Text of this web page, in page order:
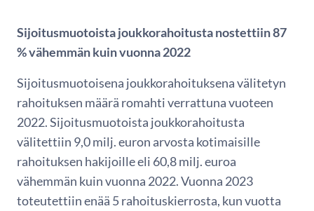
Sijoitusmuotoista joukkorahoitusta nostettiin 87
% vähemmän kuin vuonna 2022
Sijoitusmuotoisena joukkorahoituksena välitetyn
rahoituksen määrä romahti verrattuna vuoteen
2022. Sijoitusmuotoista joukkorahoitusta
välitettiin 9,0 milj. euron arvosta kotimaisille
rahoituksen hakijoille eli 60,8 milj. euroa
vähemmän kuin vuonna 2022. Vuonna 2023
toteutettiin enää 5 rahoituskierrosta, kun vuotta